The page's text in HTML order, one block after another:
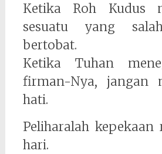
Ketika Roh Kudus
sesuatu yang
bertobat.
Ketika Tuhan
firman-Nya, jangan
hati.
Peliharalah kepekaan
hari.